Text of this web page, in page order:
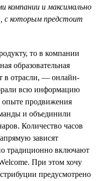
компании и максимально
с которым предстоит
то в компании
образовательная
в отрасли, — онлайн-
всю информацию
продвижения
и объединили
Количество часов
зависят
традиционно включают
При этом хочу
предусмотрено